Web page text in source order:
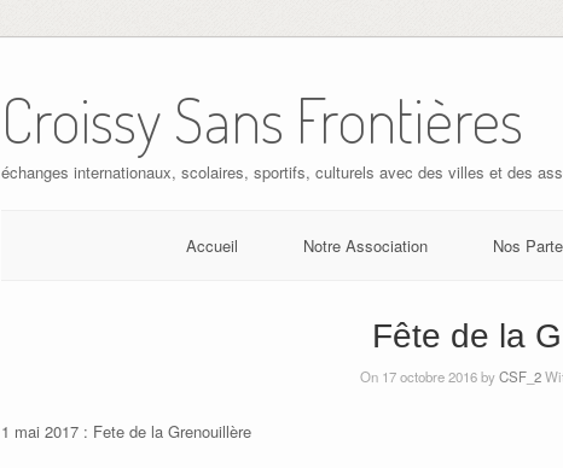
content
Croissy Sans Frontières
échanges internationaux, scolaires, sportifs, culturels avec des villes et des
Accueil Notre Association Nos
Fête de la
On 17 octobre 2016 byCSF_2
1 mai 2017 : Fete de la Grenouillère